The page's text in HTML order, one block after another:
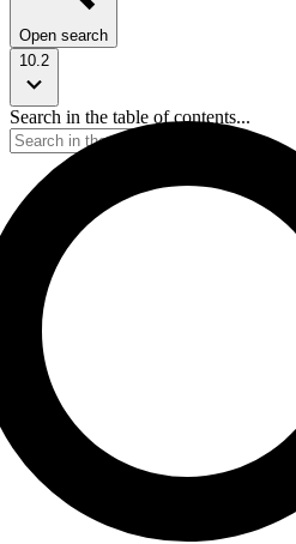
Open search
10.2
Search in the table of contents...